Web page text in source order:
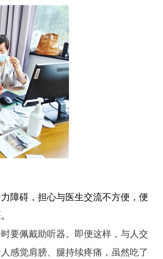
碍，担心与医生交流不方便，便
佩戴助听器。即便这样，与人交
感觉肩膀、腿持续疼痛，虽然吃了